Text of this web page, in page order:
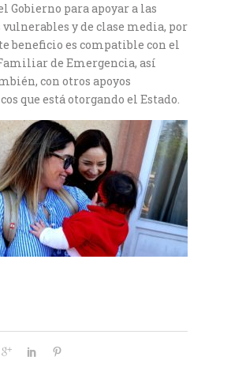
Gobierno para apoyar a las
y de clase media, por
beneficio es compatible con el
de Emergencia, así
con otros apoyos
que está otorgando el Estado.